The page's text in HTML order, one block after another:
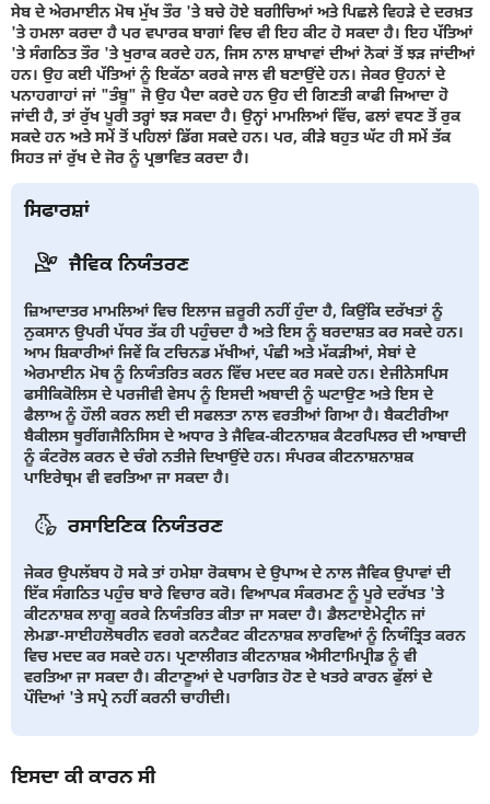
ਸੇਬ ਦੇ ਅੇਰਮਾਈਨ ਮੋਥ ਮੁੱਖ ਤੌਰ 'ਤੇ ਬਚੇ ਹੋਏ ਬਗੀਚਿਆਂ ਅਤੇ ਪਿਛਲੇ ਵਿਹੜੇ ਦੇ ਦਰਖ਼ਤ
'ਤੇ ਹਮਲਾ ਕਰਦਾ ਹੈ ਪਰ ਵਪਾਰਕ ਬਾਗਾਂ ਵਿਚ ਵੀ ਇਹ ਕੀਟ ਹੋ ਸਕਦਾ ਹੈ। ਇਹ ਪੱਤਿਆਂ
'ਤੇ ਸੰਗਠਿਤ ਤੌਰ 'ਤੇ ਖੁਰਾਕ ਕਰਦੇ ਹਨ, ਜਿਸ ਨਾਲ ਸ਼ਾਖਾਵਾਂ ਦੀਆਂ ਨੋਕਾਂ ਤੋਂ ਝੜ ਜਾਂਦੀਆਂ
ਹਨ। ਉਹ ਕਈ ਪੱਤਿਆਂ ਨੂੰ ਇਕੱਠਾ ਕਰਕੇ ਜਾਲ ਵੀ ਬਣਾਉਂਦੇ ਹਨ। ਜੇਕਰ ਉਹਨਾਂ ਦੇ
ਪਨਾਹਗਾਹਾਂ ਜਾਂ "ਤੰਬੂ" ਜੋ ਉਹ ਪੈਦਾ ਕਰਦੇ ਹਨ ਉਹ ਦੀ ਗਿਣਤੀ ਕਾਫੀ ਜਿਆਦਾ ਹੋ
ਜਾਂਦੀ ਹੈ, ਤਾਂ ਰੁੱਖ ਪੂਰੀ ਤਰ੍ਹਾਂ ਝੜ ਸਕਦਾ ਹੈ। ਉਨ੍ਹਾਂ ਮਾਮਲਿਆਂ ਵਿੱਚ, ਫਲਾਂ ਵਧਣ ਤੋਂ ਰੁਕ
ਸਕਦੇ ਹਨ ਅਤੇ ਸਮੇਂ ਤੋਂ ਪਹਿਲਾਂ ਡਿੱਗ ਸਕਦੇ ਹਨ। ਪਰ, ਕੀੜੇ ਬਹੁਤ ਘੱਟ ਹੀ ਸਮੇਂ ਤੱਕ
ਸਿਹਤ ਜਾਂ ਰੁੱਖ ਦੇ ਜੋਰ ਨੂੰ ਪ੍ਰਭਾਵਿਤ ਕਰਦਾ ਹੈ।
ਸਿਫਾਰਸ਼ਾਂ
ਜੈਵਿਕ ਨਿਯੰਤਰਣ
ਜ਼ਿਆਦਾਤਰ ਮਾਮਲਿਆਂ ਵਿਚ ਇਲਾਜ ਜ਼ਰੂਰੀ ਨਹੀਂ ਹੁੰਦਾ ਹੈ, ਕਿਉਂਕਿ ਦਰੱਖਤਾਂ ਨੂੰ
ਨੁਕਸਾਨ ਉਪਰੀ ਪੱਧਰ ਤੱਕ ਹੀ ਪਹੁੰਚਦਾ ਹੈ ਅਤੇ ਇਸ ਨੂੰ ਬਰਦਾਸ਼ਤ ਕਰ ਸਕਦੇ ਹਨ।
ਆਮ ਸ਼ਿਕਾਰੀਆਂ ਜਿਵੇਂ ਕਿ ਟਚਿਨਡ ਮੱਖੀਆਂ, ਪੰਛੀ ਅਤੇ ਮੱਕੜੀਆਂ, ਸੇਬਾਂ ਦੇ
ਅੇਰਮਾਈਨ ਮੋਥ ਨੂੰ ਨਿਯੰਤਰਿਤ ਕਰਨ ਵਿੱਚ ਮਦਦ ਕਰ ਸਕਦੇ ਹਨ। ਏਜੀਨੇਸਪਿਸ
ਫਸੀਕਿਕੋਲਿਸ ਦੇ ਪਰਜੀਵੀ ਵੇਸਪ ਨੂੰ ਇਸਦੀ ਅਬਾਦੀ ਨੂੰ ਘਟਾਉਣ ਅਤੇ ਇਸ ਦੇ
ਫੈਲਾਅ ਨੂੰ ਹੌਲੀ ਕਰਨ ਲਈ ਦੀ ਸਫਲਤਾ ਨਾਲ ਵਰਤੀਆਂ ਗਿਆ ਹੈ। ਬੈਕਟੀਰੀਆ
ਬੈਕੀਲਸ ਥੂਰੀਂਗਜੈਨਿਸਿਸ ਦੇ ਅਧਾਰ ਤੇ ਜੈਵਿਕ-ਕੀਟਨਾਸ਼ਕ ਕੈਟਰਪਿਲਰ ਦੀ ਆਬਾਦੀ
ਨੂੰ ਕੰਟਰੋਲ ਕਰਨ ਦੇ ਚੰਗੇ ਨਤੀਜੇ ਦਿਖਾਉਂਦੇ ਹਨ। ਸੰਪਰਕ ਕੀਟਨਾਸ਼ਨਾਸ਼ਕ
ਪਾਇਰੇਥ੍ਰਮ ਵੀ ਵਰਤਿਆ ਜਾ ਸਕਦਾ ਹੈ।
ਰਸਾਇਣਿਕ ਨਿਯੰਤਰਣ
ਜੇਕਰ ਉਪਲੱਬਧ ਹੋ ਸਕੇ ਤਾਂ ਹਮੇਸ਼ਾ ਰੋਕਥਾਮ ਦੇ ਉਪਾਅ ਦੇ ਨਾਲ ਜੈਵਿਕ ਉਪਾਵਾਂ ਦੀ
ਇੱਕ ਸੰਗਠਿਤ ਪਹੁੰਚ ਬਾਰੇ ਵਿਚਾਰ ਕਰੋ। ਵਿਆਪਕ ਸੰਕਰਮਣ ਨੂੰ ਪੂਰੇ ਦਰੱਖਤ 'ਤੇ
ਕੀਟਨਾਸ਼ਕ ਲਾਗੂ ਕਰਕੇ ਨਿਯੰਤਰਿਤ ਕੀਤਾ ਜਾ ਸਕਦਾ ਹੈ। ਡੈਲਟਾਏਮੇਟ੍ਰੀਨ ਜਾਂ
ਲੇਮਡਾ-ਸਾਈਹਲੋਥਰੀਨ ਵਰਗੇ ਕਨਟੈਕਟ ਕੀਟਨਾਸ਼ਕ ਲਾਰਵਿਆਂ ਨੂੰ ਨਿਯੰਤ੍ਰਿਤ ਕਰਨ
ਵਿਚ ਮਦਦ ਕਰ ਸਕਦੇ ਹਨ। ਪ੍ਰਣਾਲੀਗਤ ਕੀਟਨਾਸ਼ਕ ਐਸੀਟਾਮਿਪ੍ਰੀਡ ਨੂੰ ਵੀ
ਵਰਤਿਆ ਜਾ ਸਕਦਾ ਹੈ। ਕੀਟਾਣੂਆਂ ਦੇ ਪਰਾਗਿਤ ਹੋਣ ਦੇ ਖਤਰੇ ਕਾਰਨ ਫੁੱਲਾਂ ਦੇ
ਪੌਦਿਆਂ 'ਤੇ ਸਪ੍ਰੇ ਨਹੀਂ ਕਰਨੀ ਚਾਹੀਦੀ।
ਇਸਦਾ ਕੀ ਕਾਰਨ ਸੀ